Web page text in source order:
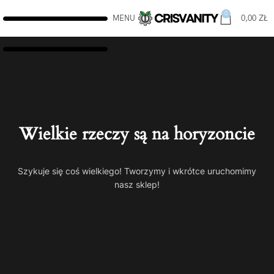
MENU 0 0,00 ZŁ
Wielkie rzeczy są na horyzoncie
Szykuje się coś wielkiego! Tworzymy i wkrótce uruchomimy
nasz sklep!